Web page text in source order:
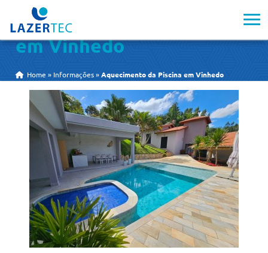
Aquecimento da Piscina
em Vinhedo
Home » Informações »Aquecimento da Piscina em Vinhedo